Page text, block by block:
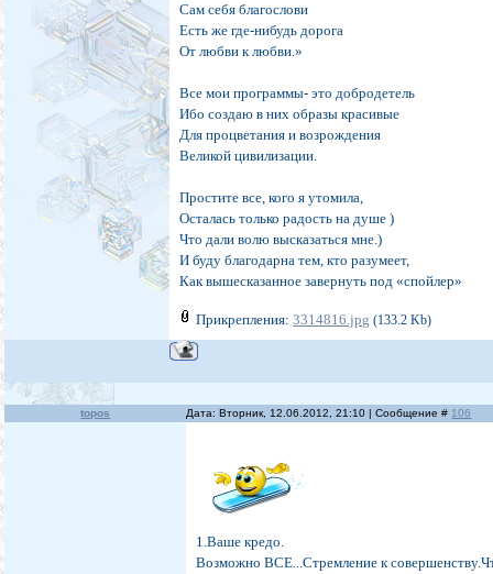
Сам себя благослови
Есть же где-нибудь дорога
От любви к любви.»
Все мои программы- это добродетель
Ибо создаю в них образы красивые
Для процветания и возрождения
Великой цивилизации.
Простите все, кого я утомила,
Осталась только радость на душе )
Что дали волю высказаться мне.)
И буду благодарна тем, кто разумеет,
Как вышесказанное завернуть под «спойлер»
Прикрепления:3314816.jpg (133.2 Kb)
topos Дата: Вторник, 12.06.2012, 21:10 | Сообщение # 106
1.Ваше кредо.
Возможно ВСЕ...Стремление к